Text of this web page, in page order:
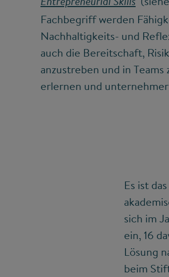
Entrepreneurial Skills
Fachbegriff werden
Nachhaltigkeits- und
auch die Bereitschaft,
anzustreben und in
erlernen und
Es ist
sich im
ein, 16
Lösung
beim